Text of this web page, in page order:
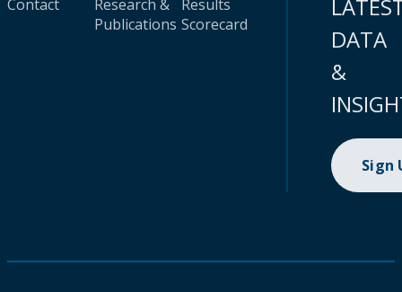
Contact
Research &
Publications
Results
Scorecard
DATA
&
Sign